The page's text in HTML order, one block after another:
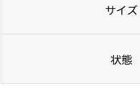
サイズ
状態